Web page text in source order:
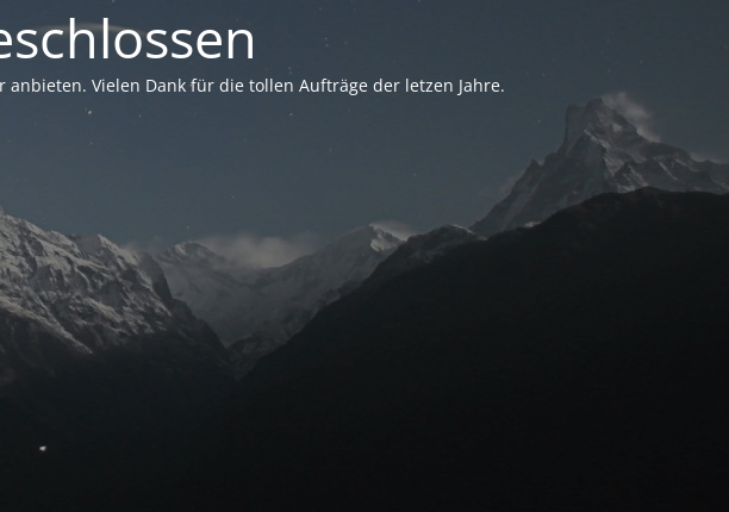
Vielen Dank für die tollen Aufträge der letzen Jahre.